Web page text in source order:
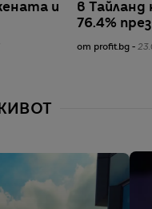
и
в Тайланд
76.4%
от profit.bg -